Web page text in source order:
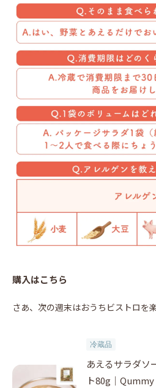
購入はこちら
さあ、次の週末はおうちビストロを
冷蔵品
あえるサラダソ
ト80g｜Qummy